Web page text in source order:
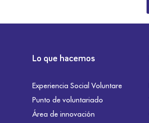
Lo que hacemos
Experiencia Social Voluntare
Punto de voluntariado
Área de innovación